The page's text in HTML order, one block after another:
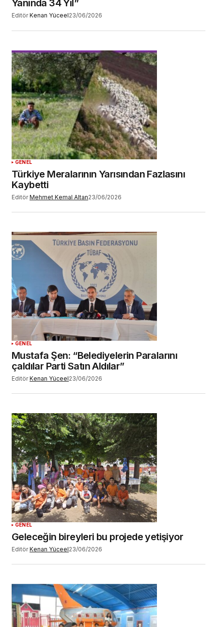
Yanında 34 Yıl”
Editör Kenan Yüceel23/06/2026
GENEL
Türkiye Meralarının Yarısından Fazlasını
Kaybetti
Editör Mehmet Kemal Altan23/06/2026
GENEL
Mustafa Şen: “Belediyelerin Paralarını
çaldılar Parti Satın Aldılar”
Editör Kenan Yüceel23/06/2026
GENEL
Geleceğin bireyleri bu projede yetişiyor
Editör Kenan Yüceel23/06/2026